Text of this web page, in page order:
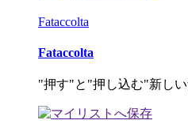
Fataccolta
Fataccolta
"押す"と"押し込む"新し